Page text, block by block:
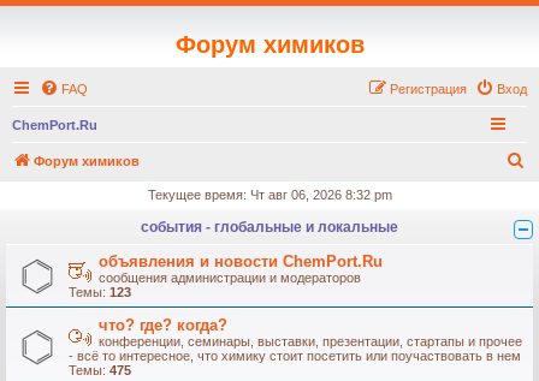
Форум химиков
FAQ Вход
Регистрация
ChemPort.Ru
Форум химиков
и
Текущее время: Чт авг 06, 2026 8:32 pm
события - глобальные и локальные
объявления и новости ChemPort.Ru
сообщения администрации и модераторов
Темы: 123
что? где? когда?
конференции, семинары, выставки, презентации, стартапы и прочее
- всё то интересное, что химику стоит посетить или поучаствовать в нем
Темы: 475